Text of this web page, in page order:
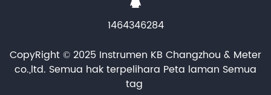
1464346284
CopyRight © 2025 Instrumen KB Changzhou & Meter
co.,ltd. Semua hak terpelihara Peta laman Semua
tag